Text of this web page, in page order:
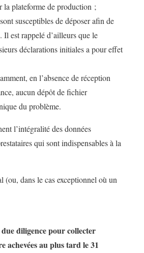
la plateforme de production ;
susceptibles de déposer afin de
Il est rappelé d’ailleurs que le
déclarations initiales a pour effet
en l’absence de réception
aucun dépôt de fichier
du problème.
l’intégralité des données
qui sont indispensables à la
(ou, dans le cas exceptionnel où un
diligence pour collecter
achevées au plus tard le 31